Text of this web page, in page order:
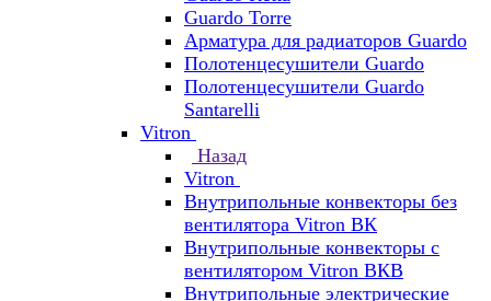
Guardo Torre
Арматура для радиаторов Guardo
Полотенцесушители Guardo
Полотенцесушители Guardo
Santarelli
Vitron
Назад
Vitron
Внутрипольные конвекторы без
вентилятора Vitron ВК
Внутрипольные конвекторы с
вентилятором Vitron ВКВ
Внутрипольные электрические